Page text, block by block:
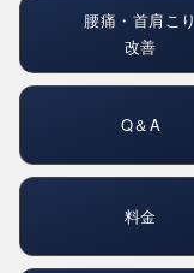
腰痛・首肩こり
改善
Q＆A
料金